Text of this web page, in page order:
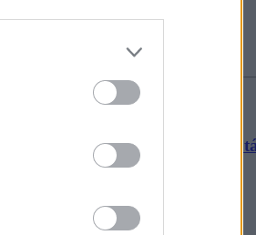
angolérettségi hallás